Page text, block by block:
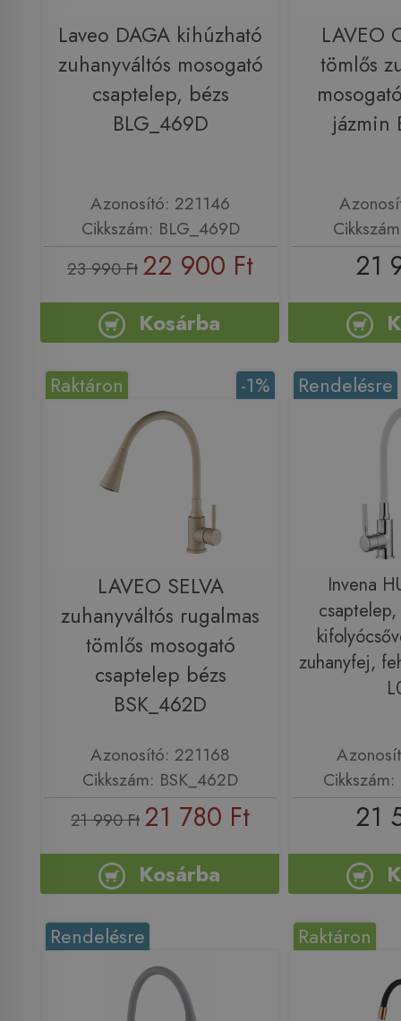
Laveo DAGA kihúzható
zuhanyváltós mosogató
csaptelep, bézs
BLG_469D
Azonosító: 221146
Cikkszám: BLG_469D
23 990 Ft 22 900 Ft
Kosárba
LAVEO
tömlős
jázmin
21
-1%
Raktáron
LAVEO SELVA
zuhanyváltós rugalmas
tömlős mosogató
csaptelep bézs
BSK_462D
Azonosító: 221168
Cikkszám: BSK_462D
21 990 Ft 21 780 Ft
Kosárba
Rendelésre
Invena
zuhanyfej,
21
Rendelésre Raktáron